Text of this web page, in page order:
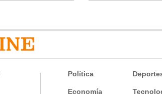
Política
Economía